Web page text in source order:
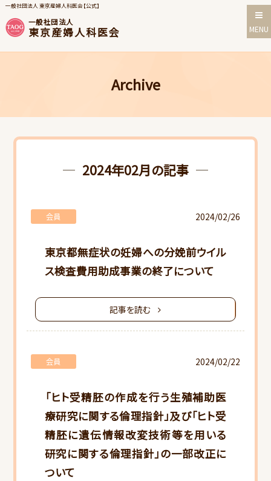
一般社団法人 東京産婦人科医会【公式】
一般社団法人
東京産婦人科医会 MENU
Archive
2024年02月の記事
東京都無症状の妊婦への分娩前ウイル
ス検査費用助成事業の終了について
会員 2024/02/26
記事を読む
「ヒト受精胚の作成を行う生殖補助医
療研究に関する倫理指針」及び「ヒト受
精胚に遺伝情報改変技術等を用いる
研究に関する倫理指針」の一部改正に
ついて
会員 2024/02/22